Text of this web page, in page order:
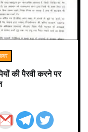
की पैरवी करने पर